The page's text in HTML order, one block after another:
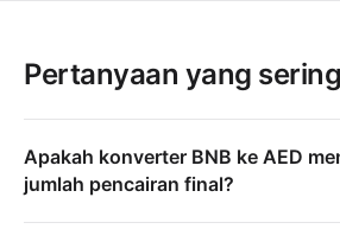
Pertanyaan yang
Apakah konverter BNB ke AED
jumlah pencairan final?